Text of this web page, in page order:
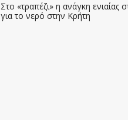
Στο «τραπέζι» η ανάγκη ενιαίας
για το νερό στην Κρήτη